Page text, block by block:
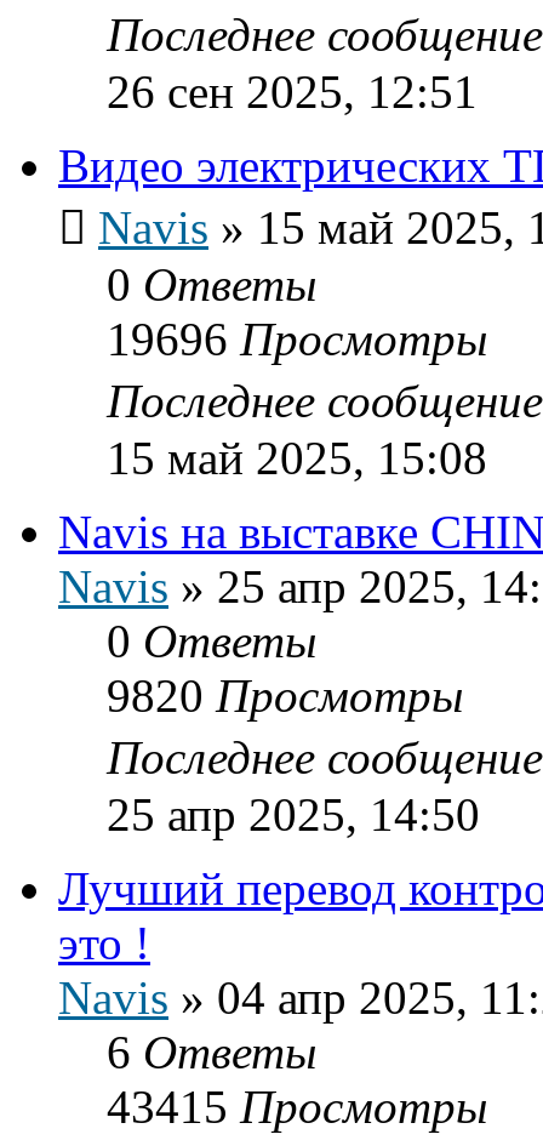
Последнее
26 сен 2025, 12:51
Видео электрических
Navis » 15 май 2025,
0 Ответы
19696 Просмотры
Последнее
15 май 2025, 15:08
Navis на выставке
Navis » 25 апр 2025,
0 Ответы
9820 Просмотры
Последнее
25 апр 2025, 14:50
Лучший перевод
это !
Navis » 04 апр 2025,
6 Ответы
43415 Просмотры